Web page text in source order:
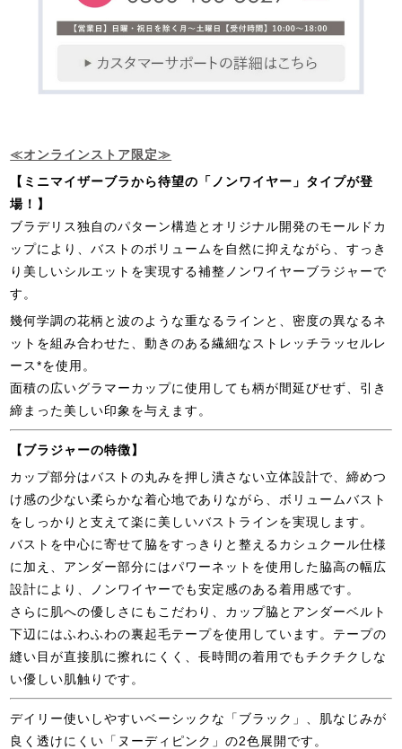
≪オンラインストア限定≫
【ミニマイザーブラから待望の「ノンワイヤー」タイプが登
場！】
ブラデリス独自のパターン構造とオリジナル開発のモールドカ
ップにより、バストのボリュームを自然に抑えながら、すっき
り美しいシルエットを実現する補整ノンワイヤーブラジャーで
す。
幾何学調の花柄と波のような重なるラインと、密度の異なるネ
ットを組み合わせた、動きのある繊細なストレッチラッセルレ
ース*を使用。
面積の広いグラマーカップに使用しても柄が間延びせず、引き
締まった美しい印象を与えます。
【ブラジャーの特徴】
カップ部分はバストの丸みを押し潰さない立体設計で、締めつ
け感の少ない柔らかな着心地でありながら、ボリュームバスト
をしっかりと支えて楽に美しいバストラインを実現します。
バストを中心に寄せて脇をすっきりと整えるカシュクール仕様
に加え、アンダー部分にはパワーネットを使用した脇高の幅広
設計により、ノンワイヤーでも安定感のある着用感です。
さらに肌への優しさにもこだわり、カップ脇とアンダーベルト
下辺にはふわふわの裏起毛テープを使用しています。テープの
縫い目が直接肌に擦れにくく、長時間の着用でもチクチクしな
い優しい肌触りです。
デイリー使いしやすいベーシックな「ブラック」、肌なじみが
良く透けにくい「ヌーディピンク」の2色展開です。